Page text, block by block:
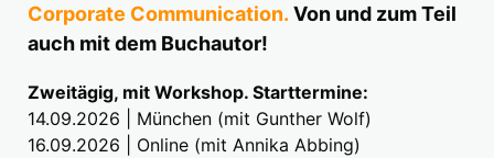
Corporate Communication. Von und zum Teil
auch mit dem Buchautor!
Zweitägig, mit Workshop. Starttermine:
14.09.2026 | München (mit Gunther Wolf)
16.09.2026 | Online (mit Annika Abbing)